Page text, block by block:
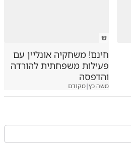
ש
חינם! משחקיה אונליין עם
פעילות משפחתית להורדה
והדפסה
משה כץ|מקודם